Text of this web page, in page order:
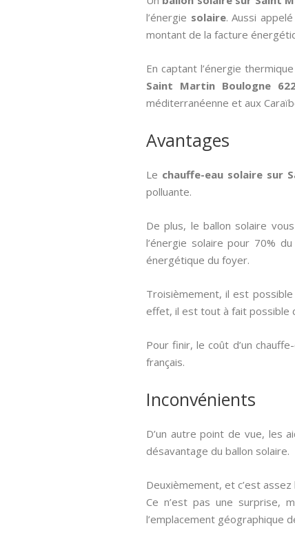
l’énergie solaire. Aussi
montant de la facture
En captant l’énergie
Saint Martin Boulogne
méditerranéenne et aux
Avantages
Le chauffe-eau solaire sur
polluante.
De plus, le ballon solaire
l’énergie solaire pour 70%
énergétique du foyer.
Troisièmement, il est
effet, il est tout à fait possible
Pour finir, le coût d’un
français.
Inconvénients
D’un autre point de vue, les
désavantage du ballon solaire.
Deuxièmement, et c’est
Ce n’est pas une surprise,
l’emplacement géographique